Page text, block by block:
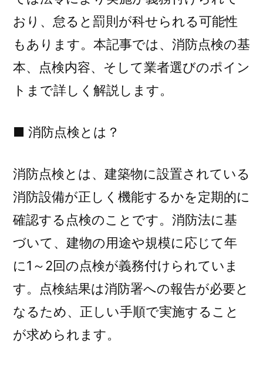
ド
と
成
功
る
画
を
徹
解
説)
おり、怠ると罰則が科せられる可能性
もあります。本記事では、消防点検の基
本、点検内容、そして業者選びのポイン
トまで詳しく解説します。
■ 消防点検とは？
消防点検とは、建築物に設置されている
消防設備が正しく機能するかを定期的に
確認する点検のことです。消防法に基
づいて、建物の用途や規模に応じて年
に1～2回の点検が義務付けられていま
す。点検結果は消防署への報告が必要と
なるため、正しい手順で実施すること
が求められます。